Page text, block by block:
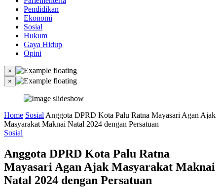
Pendidikan
Ekonomi
Sosial
Hukum
Gaya Hidup
Opini
×
×
Home Sosial Anggota DPRD Kota Palu Ratna Mayasari Agan Ajak
Masyarakat Maknai Natal 2024 dengan Persatuan
Sosial
Anggota DPRD Kota Palu Ratna
Mayasari Agan Ajak Masyarakat Maknai
Natal 2024 dengan Persatuan